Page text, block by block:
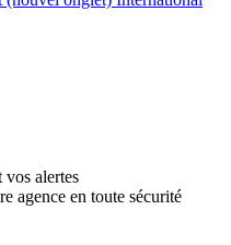
vos alertes
agence en toute sécurité